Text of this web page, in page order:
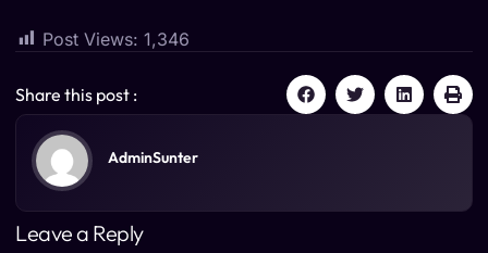
Post Views: 1,346
Share this post :
AdminSunter
Leave a Reply